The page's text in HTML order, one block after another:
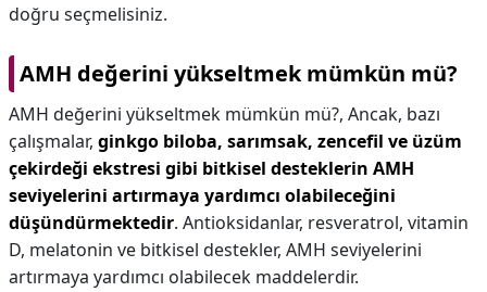
doğru seçmelisiniz.
AMH değerini yükseltmek mümkün mü?
AMH değerini yükseltmek mümkün mü?, Ancak, bazı
çalışmalar, ginkgo biloba, sarımsak, zencefil ve üzüm
çekirdeği ekstresi gibi bitkisel desteklerin AMH
seviyelerini artırmaya yardımcı olabileceğini
düşündürmektedir. Antioksidanlar, resveratrol, vitamin
D, melatonin ve bitkisel destekler, AMH seviyelerini
artırmaya yardımcı olabilecek maddelerdir.